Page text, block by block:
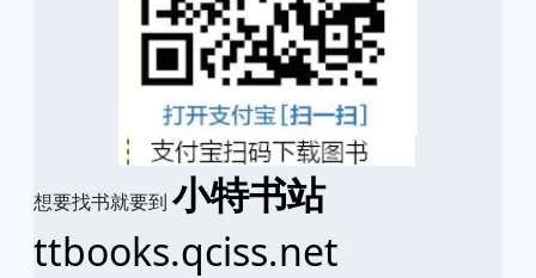
想要找书就要到 小特书站
ttbooks.qciss.net